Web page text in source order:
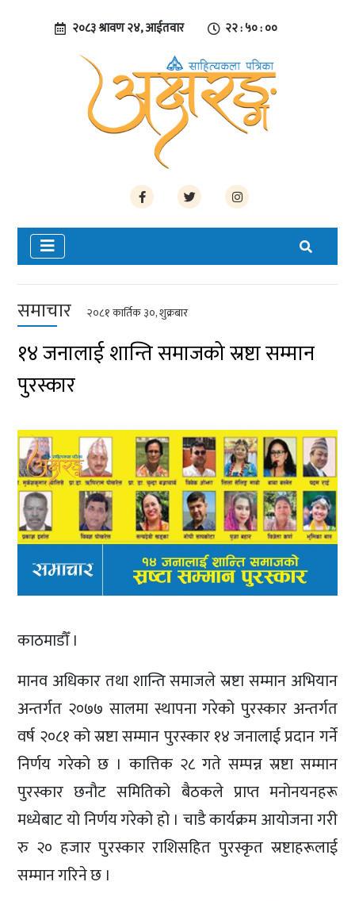
२०८३ श्रावण २४, आईतवार २२ : ५० : ०१
समाचार २०८१ कार्तिक ३०, शुक्रबार
१४ जनालाई शान्ति समाजको स्रष्टा सम्मान
पुरस्कार
काठमाडौँ ।
मानव अधिकार तथा शान्ति समाजले स्रष्टा सम्मान अभियान
अन्तर्गत २०७७ सालमा स्थापना गरेको पुरस्कार अन्तर्गत
वर्ष २०८१ को स्रष्टा सम्मान पुरस्कार १४ जनालाई प्रदान गर्ने
निर्णय गरेको छ । कात्तिक २८ गते सम्पन्न स्रष्टा सम्मान
पुरस्कार छनौट समितिको बैठकले प्राप्त मनोनयनहरू
मध्येबाट यो निर्णय गरेको हो । चाडै कार्यक्रम आयोजना गरी
रु २० हजार पुरस्कार राशिसहित पुरस्कृत स्रष्टाहरूलाई
सम्मान गरिने छ ।